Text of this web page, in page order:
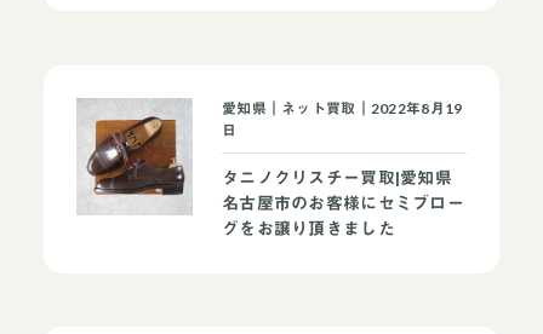
愛知県｜ネット買取｜2022年8月19
日
タニノクリスチー買取|愛知県
名古屋市のお客様にセミブロー
グをお譲り頂きました